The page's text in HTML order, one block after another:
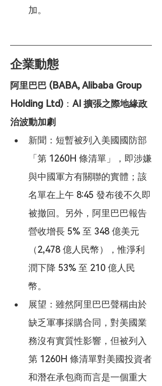
加。
企業動態
阿里巴巴 (BABA, Alibaba Group
Holding Ltd) ： AI 擴張之際地緣政
治波動加劇
新聞：短暫被列入美國國防部
「第 1260H 條清單」，即涉嫌
與中國軍方有關聯的實體；該
名單在上午 8:45 發布後不久即
被撤回。另外，阿里巴巴報告
營收增長 5% 至 348 億美元
（2,478 億人民幣），惟淨利
潤下降 53% 至 210 億人民
幣。
展望：雖然阿里巴巴聲稱由於
缺乏軍事採購合同，對美國業
務沒有實質性影響，但被列入
第 1260H 條清單對美國投資者
和潛在承包商而言是一個重大